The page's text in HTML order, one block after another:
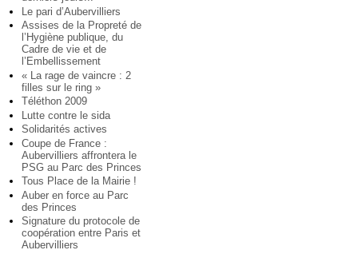
Le pari d’Aubervilliers
Assises de la Propreté de
l’Hygiène publique, du
Cadre de vie et de
l’Embellissement
« La rage de vaincre : 2
filles sur le ring »
Téléthon 2009
Lutte contre le sida
Solidarités actives
Coupe de France :
Aubervilliers affrontera le
PSG au Parc des Princes
Tous Place de la Mairie !
Auber en force au Parc
des Princes
Signature du protocole de
coopération entre Paris et
Aubervilliers